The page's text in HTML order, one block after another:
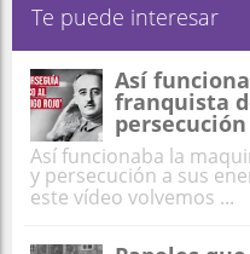
Te puede interesar
Así
franquista
Así funcionaba la
y persecución a sus
este vídeo volvemos ...